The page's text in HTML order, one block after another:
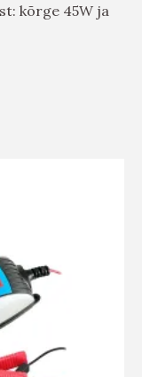
kõrge 45W ja